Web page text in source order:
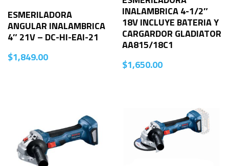
ESMERILADORA
ANGULAR INALAMBRICA
4″ 21V – DC-HI-EAI-21
$1,849.00
INALAMBRICA 4-1/2″
18V INCLUYE BATERIA Y
CARGARDOR GLADIATOR
AA815/18C1
$1,650.00